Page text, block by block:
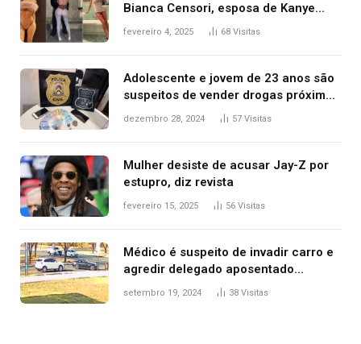
Bianca Censori, esposa de Kanye
West que apareceu nua no Grammy
fevereiro 4, 2025 68 Visitas
Adolescente e jovem de 23 anos são
suspeitos de vender drogas próximo
de delegacia e escola, diz polícia
dezembro 28, 2024 57 Visitas
Mulher desiste de acusar Jay-Z por
estupro, diz revista
fevereiro 15, 2025 56 Visitas
Médico é suspeito de invadir carro e
agredir delegado aposentado
durante confusão no trânsito
setembro 19, 2024 38 Visitas